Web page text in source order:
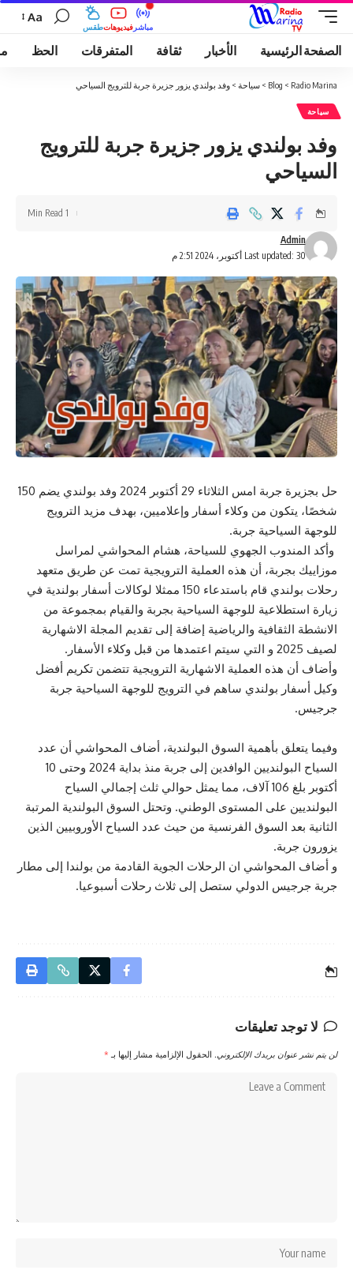
طقسفيديوهات مباشر
Aa
الصفحة الرئيسية الأخبار ثقافة المتفرقات الحظ
Radio Marina
>
Blog
> سياحة > وفد بولندي يزور جزيرة جربة للترويج السياحي
سياحة
وفد بولندي يزور جزيرة جربة للترويج
السياحي
Last updated: 30 أكتوبر، 2024 2:51 م
Admin
1 Min Read
حل بجزيرة جربة امس الثلاثاء 29 أكتوبر 2024 وفد بولندي يضم 150
شخصًا، يتكون من وكلاء أسفار وإعلاميين، بهدف مزيد الترويج
للوجهة السياحية جربة.
وأكد المندوب الجهوي للسياحة، هشام المحواشي لمراسل
موزاييك بجربة، أن هذه العملية الترويجية تمت عن طريق متعهد
رحلات بولندي قام باستدعاء 150 ممثلا لوكالات أسفار بولندية في
زيارة استطلاعية للوجهة السياحية بجربة والقيام بمجموعة من
الانشطة الثقافية والرياضية إضافة إلى تقديم المجلة الاشهارية
لصيف 2025 و التي سيتم اعتمدها من قبل وكلاء الأسفار.
وأضاف أن هذه العملية الاشهارية الترويجية تتضمن تكريم أفضل
وكيل أسفار بولندي ساهم في الترويج للوجهة السياحية جربة
جرجيس.
وفيما يتعلق بأهمية السوق البولندية، أضاف المحواشي أن عدد
السياح البولنديين الوافدين إلى جربة منذ بداية 2024 وحتى 10
أكتوبر بلغ 106 آلاف، مما يمثل حوالي ثلث إجمالي السياح
البولنديين على المستوى الوطني. وتحتل السوق البولندية المرتبة
الثانية بعد السوق الفرنسية من حيث عدد السياح الأوروبيين الذين
يزورون جربة.
و أضاف المحواشي ان الرحلات الجوية القادمة من بولندا إلى مطار
جربة جرجيس الدولي ستصل إلى ثلاث رحلات أسبوعيا.
لا توجد تعليقات
لن يتم نشر عنوان بريدك الإلكتروني. الحقول الإلزامية مشار إليها بـ *